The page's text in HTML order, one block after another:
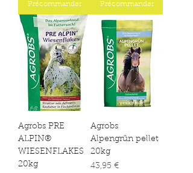
Précommander Précommander
Agrobs PRE
ALPIN®
WIESENFLAKES
20kg
Agrobs
Alpengrün pellet
20kg
Prix
43,95 €